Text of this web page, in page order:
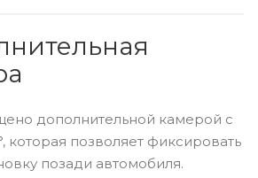
дополнительной камерой с
которая позволяет фиксировать
позади автомобиля.